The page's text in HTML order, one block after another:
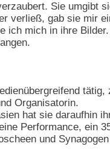
Sie umgibt
verließ, gab sie mir
ich mich in ihre
Organisatorin.
hat sie daraufhin
Performance, ein
und